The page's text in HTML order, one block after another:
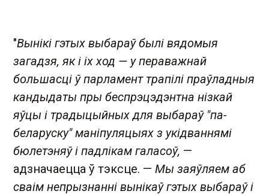
"Вынікі гэтых выбараў былі вядомыя
загадзя, як і іх ход — у пераважнай
большасці ў парламент трапілі праўладныя
кандыдаты пры беспрэцэдэнтна нізкай
яўцы і традыцыйных для выбараў "па-
беларуску" маніпуляцыях з укідваннямі
бюлетэняў і падлікам галасоў, —
адзначаецца ў тэксце. — Мы заяўляем аб
сваім непрызнанні вынікаў гэтых выбараў і